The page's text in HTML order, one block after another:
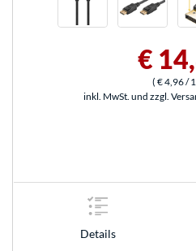
€
( € 4,96/
inkl. MwSt. und zzgl.
Details